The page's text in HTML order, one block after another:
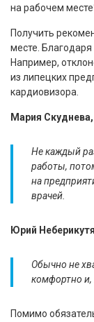
на рабочем
Получить
месте.
Например,
из липецких
кардиовизора.
Мария
Не каждый
работы,
на
врачей.
Юрий
Обычно не
комфортно и,
Помимо